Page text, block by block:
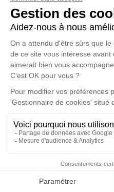
Faire-part
ou des textes. Cet endroit
honorer la mémoire de
Un service de plantation
samedi 25 octobre
PARC CIMETIERE
bd Université